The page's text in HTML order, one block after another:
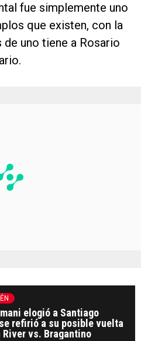
fue simplemente uno
que existen, con la
uno tiene a Rosario
elogió a Santiago
refirió a su posible vuelta
River vs. Bragantino